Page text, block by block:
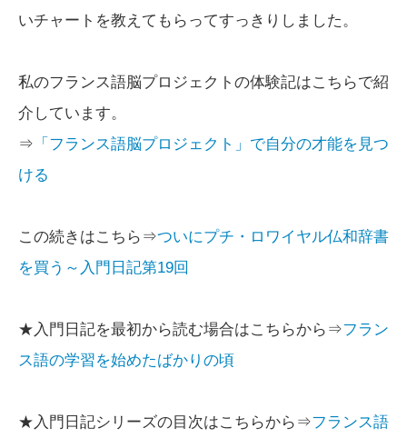
いチャートを教えてもらってすっきりしました。
私のフランス語脳プロジェクトの体験記はこちらで紹
介しています。
⇒ 「フランス語脳プロジェクト」で自分の才能を見つ
ける
この続きはこちら⇒ついにプチ・ロワイヤル仏和辞書
を買う～入門日記第19回
★入門日記を最初から読む場合はこちらから⇒フラン
ス語の学習を始めたばかりの頃
★入門日記シリーズの目次はこちらから⇒フランス語